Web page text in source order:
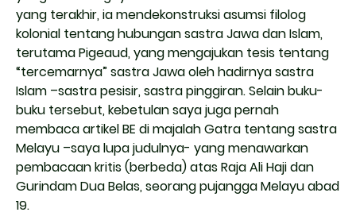
yang terakhir, ia mendekonstruksi asumsi filolog
kolonial tentang hubungan sastra Jawa dan Islam,
terutama Pigeaud, yang mengajukan tesis tentang
“tercemarnya” sastra Jawa oleh hadirnya sastra
Islam –sastra pesisir, sastra pinggiran. Selain buku-
buku tersebut, kebetulan saya juga pernah
membaca artikel BE di majalah Gatra tentang sastra
Melayu –saya lupa judulnya- yang menawarkan
pembacaan kritis (berbeda) atas Raja Ali Haji dan
Gurindam Dua Belas, seorang pujangga Melayu abad
19.